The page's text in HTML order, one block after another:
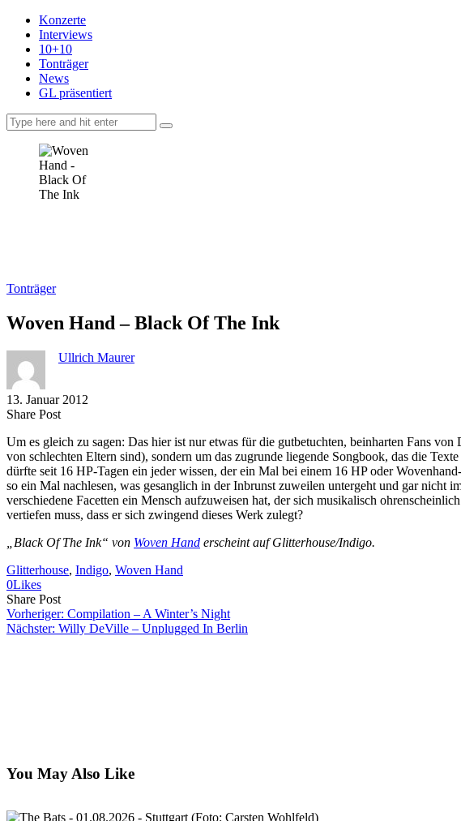
Konzerte
Interviews
10+10
Tonträger
News
GL präsentiert
Tonträger
Woven Hand – Black Of The Ink
Ullrich Maurer
13. Januar 2012
Share PostShare
Facebook
Copy
to
clipboard
Send
via
eMail
Um es gleich zu sagen: Das hier ist nur etwas für die gutbetuchten, beinharten Fans
von schlechten Eltern sind), sondern um das zugrunde liegende Songbook, das die
dürfte seit 16 HP-Tagen ein jeder wissen, der ein Mal bei einem 16 HP oder
so ein Mal nachlesen, was gesanglich in der Inbrunst zuweilen untergeht und gar nicht
verschiedene Facetten ein Mensch aufzuweisen hat, der sich musikalisch
vertiefen muss, dass er sich zwingend dieses Werk zulegt?
„Black Of The Ink“ von Woven Hand erscheint auf Glitterhouse/Indigo.
Glitterhouse, Indigo, Woven Hand
0Likes
Share PostShare
on
Facebook
Copy
URL
to
Send
Link
via
Vorheriger: Compilation – A Winter’s Night
Nächster: Willy DeVille – Unplugged In Berlin
You May Also Like